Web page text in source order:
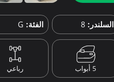
السلندر: 8 الفئة: G
5 أبواب رباعي